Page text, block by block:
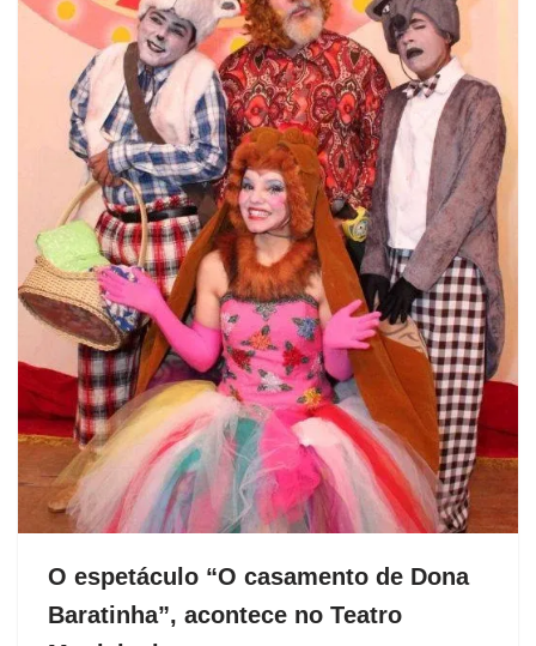
O espetáculo “O casamento de Dona
Baratinha”, acontece no Teatro